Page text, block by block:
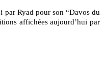
par Ryad pour son “Davos du
affichées aujourd’hui par